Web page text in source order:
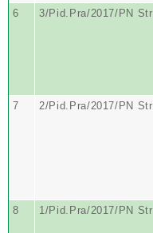
6
3/Pid.Pra/2017/PN Str
7
2/Pid.Pra/2017/PN Str
8
1/Pid.Pra/2017/PN Str